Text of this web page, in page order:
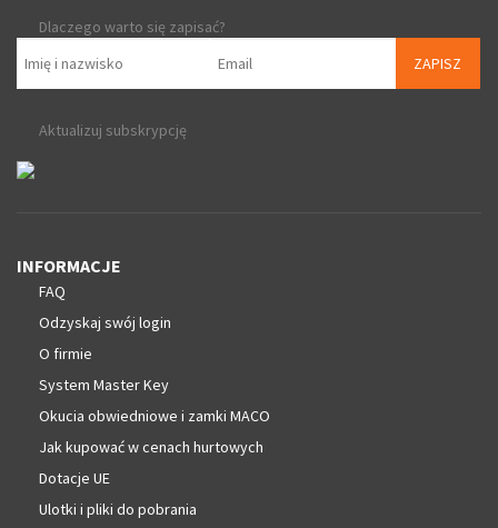
Dlaczego warto się zapisać?
ZAPISZ
Aktualizuj subskrypcję
INFORMACJE
FAQ
Odzyskaj swój login
O firmie
System Master Key
Okucia obwiedniowe i zamki MACO
Jak kupować w cenach hurtowych
Dotacje UE
Ulotki i pliki do pobrania